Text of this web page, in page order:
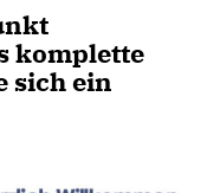
komplette
sich ein